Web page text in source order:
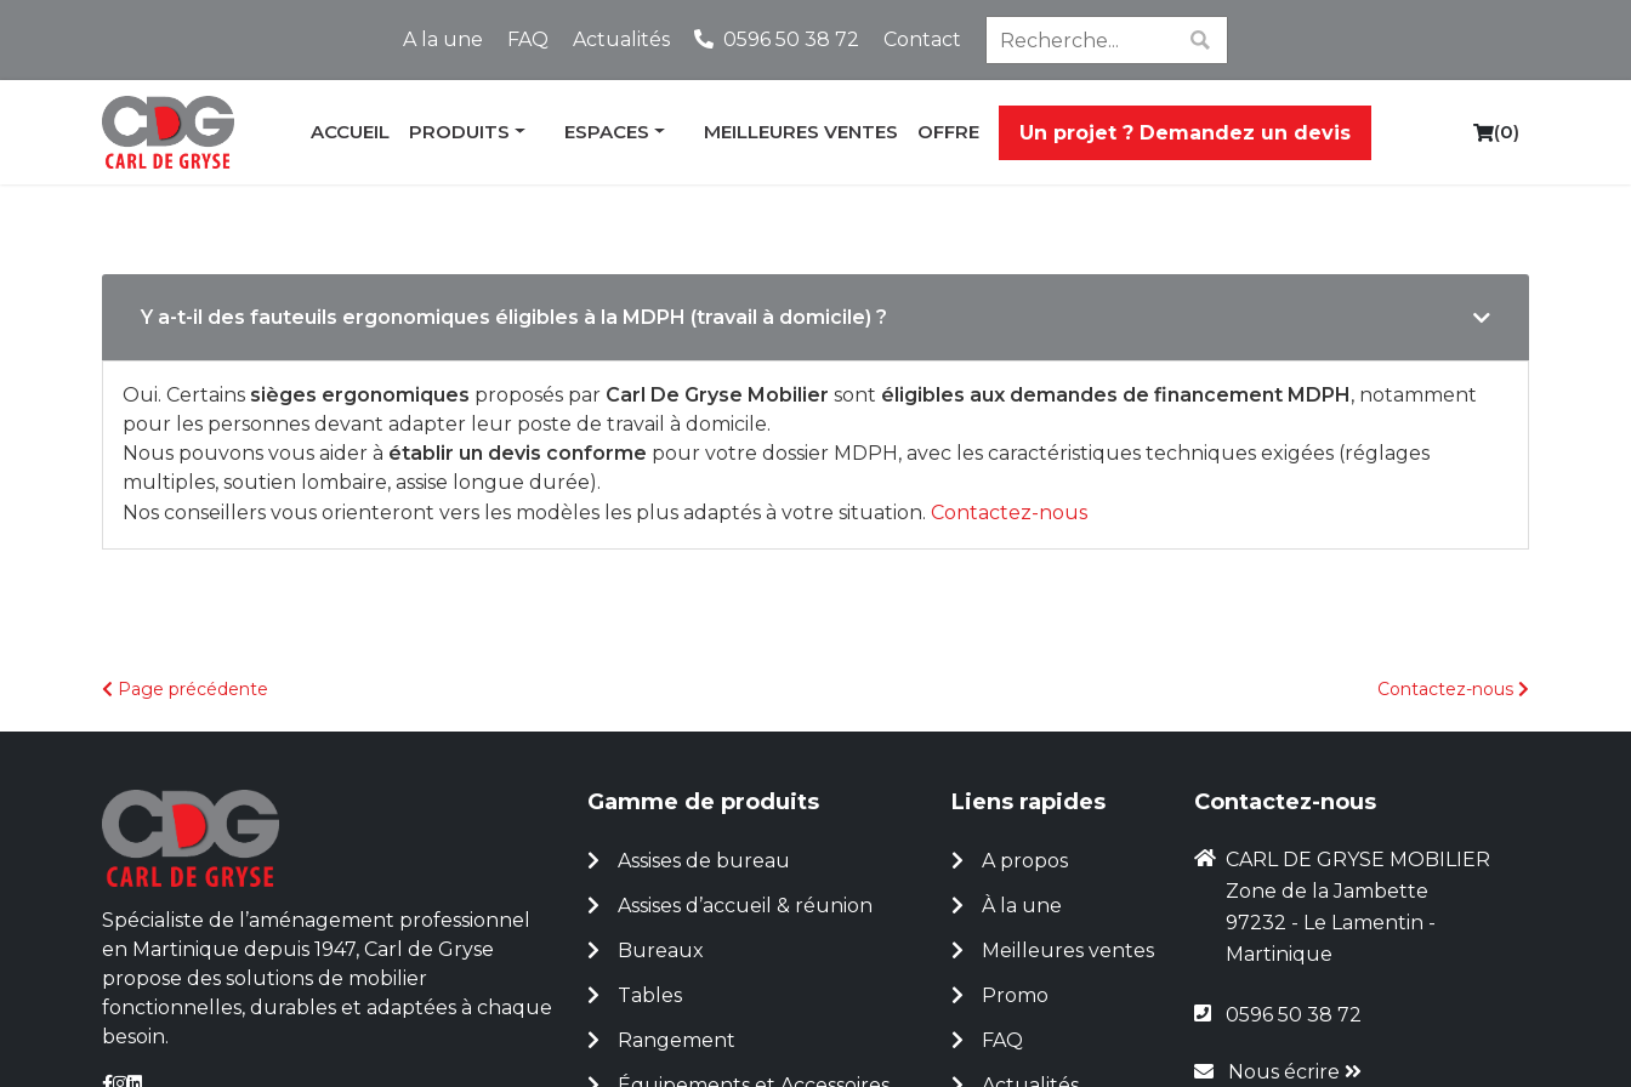
A la une FAQ Actualités 0596 50 38 72 Contact
ACCUEIL PRODUITS ESPACES MEILLEURES VENTES OFFRE Un projet ? Demandez un devis
C
(0)
Y a-t-il des fauteuils ergonomiques éligibles à la MDPH (travail à domicile) ?
Oui. Certains sièges ergonomiques proposés par Carl De Gryse Mobilier sont éligibles aux demandes de financement MDPH, notamment
pour les personnes devant adapter leur poste de travail à domicile.
Nous pouvons vous aider à établir un devis conforme pour votre dossier MDPH, avec les caractéristiques techniques exigées (réglages
multiples, soutien lombaire, assise longue durée).
Nos conseillers vous orienteront vers les modèles les plus adaptés à votre situation. Contactez-nous
Page précédente Contactez-nous
Spécialiste de l’aménagement professionnel
en Martinique depuis 1947, Carl de Gryse
propose des solutions de mobilier
fonctionnelles, durables et adaptées à chaque
besoin.
Gamme de produits
Assises de bureau
Assises d’accueil & réunion
Bureaux
Tables
Rangement
Liens rapides
A propos
À la une
Meilleures ventes
Promo
FAQ
Contactez-nous
CARL DE GRYSE MOBILIER
Zone de la Jambette
97232 - Le Lamentin -
Martinique
0596 50 38 72
Nous écrire